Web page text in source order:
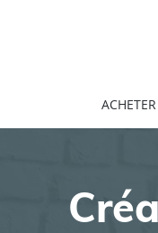
ACHETER